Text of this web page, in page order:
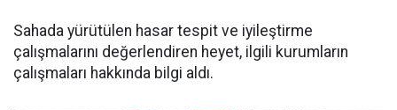
Sahada yürütülen hasar tespit ve iyileştirme
çalışmalarını değerlendiren heyet, ilgili kurumların
çalışmaları hakkında bilgi aldı.